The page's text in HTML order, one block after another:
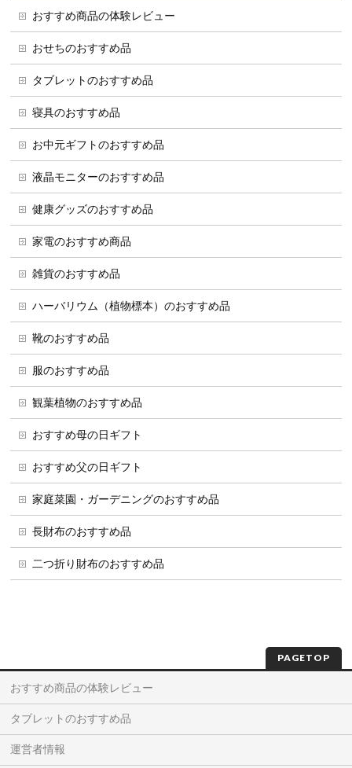
おすすめ商品の体験レビュー
おせちのおすすめ品
タブレットのおすすめ品
寝具のおすすめ品
お中元ギフトのおすすめ品
液晶モニターのおすすめ品
健康グッズのおすすめ品
家電のおすすめ商品
雑貨のおすすめ品
ハーバリウム（植物標本）のおすすめ品
靴のおすすめ品
服のおすすめ品
観葉植物のおすすめ品
おすすめ母の日ギフト
おすすめ父の日ギフト
家庭菜園・ガーデニングのおすすめ品
長財布のおすすめ品
二つ折り財布のおすすめ品
PAGETOP
おすすめ商品の体験レビュー
タブレットのおすすめ品
運営者情報